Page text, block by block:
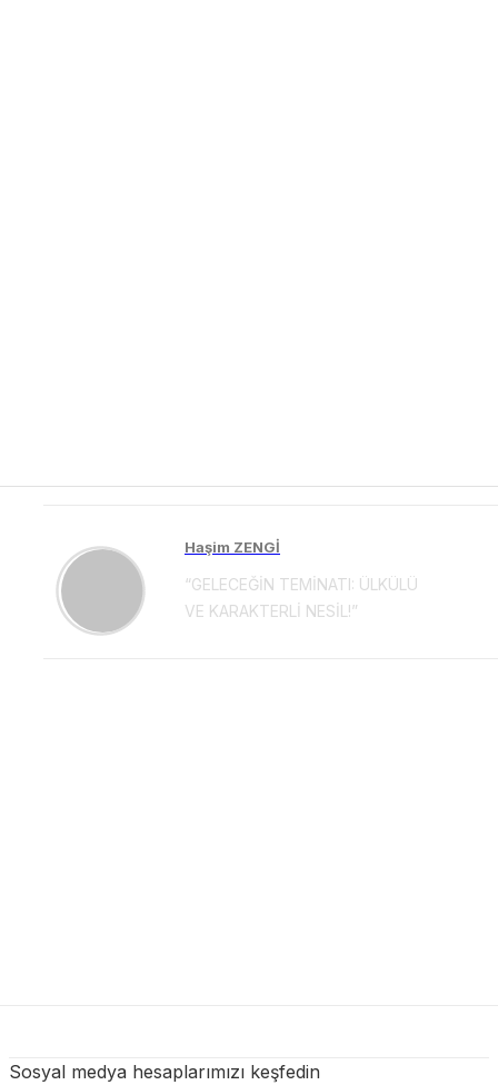
Haşim ZENGİ
“GELECEĞİN TEMİNATI: ÜLKÜLÜ
VE KARAKTERLİ NESİL!”
Sosyal medya hesaplarımızı keşfedin